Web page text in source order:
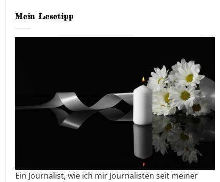
Mein Lesetipp
Ein Journalist, wie ich mir Journalisten seit meiner